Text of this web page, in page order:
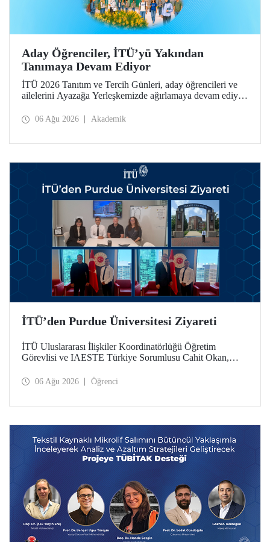
Aday Öğrenciler, İTÜ’yü Yakından
Tanımaya Devam Ediyor
İTÜ 2026 Tanıtım ve Tercih Günleri, aday öğrencileri ve
ailelerini Ayazağa Yerleşkemizde ağırlamaya devam ediyor.
ilgili fakülte ve birimler adaylara bilgi vermeye devam
06 Ağu 2026 Akademik
İTÜ’den Purdue Üniversitesi Ziyareti
İTÜ Uluslararası İlişkiler Koordinatörlüğü Öğretim
Görevlisi ve IAESTE Türkiye Sorumlusu Cahit Okan,
Temmuz tarihlerinde ABD’de dünyanın önde gelen
06 Ağu 2026 Öğrenci